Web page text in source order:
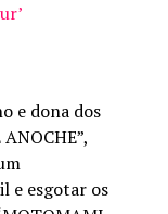
e dona dos
e esgotar os